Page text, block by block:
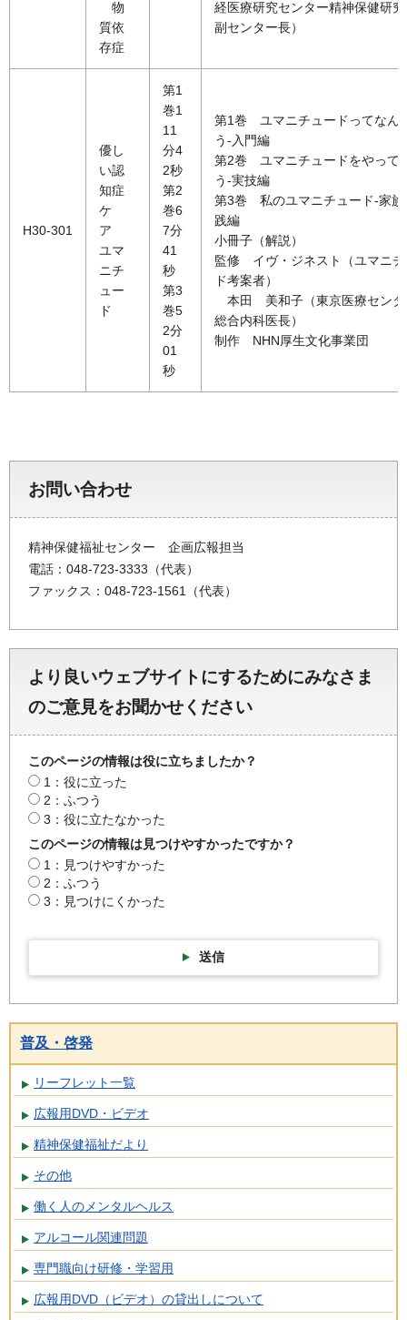
物
質依
存症
経医療研究センター精神保健研
副センター長）
H30-301
優し
い認
知症
ケ
ア
ユマ
ニチ
ュー
ド
第1
巻1
11
分4
2秒
第2
巻6
7分
41
秒
第3
巻5
2分
01
秒
第1巻 ユマニチュードってなん
う-入門編
第2巻 ユマニチュードをやって
う-実技編
第3巻 私のユマニチュード-家族
践編
小冊子（解説）
監修 イヴ・ジネスト（ユマニチ
ド考案者）
本田 美和子（東京医療センタ
総合内科医長）
制作 NHN厚生文化事業団
お問い合わせ
精神保健福祉センター 企画広報担当
電話：048-723-3333（代表）
ファックス：048-723-1561（代表）
より良いウェブサイトにするためにみなさま
のご意見をお聞かせください
このページの情報は役に立ちましたか？
1：役に立った
2：ふつう
3：役に立たなかった
このページの情報は見つけやすかったですか？
1：見つけやすかった
2：ふつう
3：見つけにくかった
送信
普及・啓発
リーフレット一覧
広報用DVD・ビデオ
精神保健福祉だより
その他
働く人のメンタルヘルス
アルコール関連問題
専門職向け研修・学習用
広報用DVD（ビデオ）の貸出しについて